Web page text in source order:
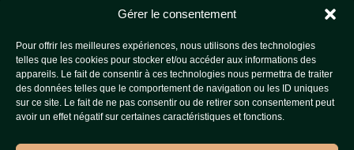
Gérer le consentement
Pour offrir les meilleures expériences, nous utilisons des technologies
telles que les cookies pour stocker et/ou accéder aux informations des
appareils. Le fait de consentir à ces technologies nous permettra de traiter
des données telles que le comportement de navigation ou les ID uniques
sur ce site. Le fait de ne pas consentir ou de retirer son consentement peut
avoir un effet négatif sur certaines caractéristiques et fonctions.
Week-end: Fermé